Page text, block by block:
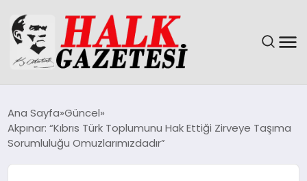
DÜNYA
Ana Sayfa Güncel
Akpınar: “Kıbrıs Türk Toplumunu Hak Ettiği Zirveye Taşıma
Sorumluluğu Omuzlarımızdadır”